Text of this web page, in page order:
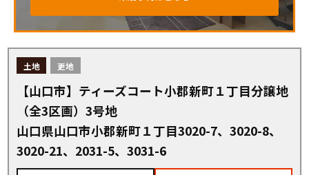
土地 更地
【山口市】ティーズコート小郡新町１丁目分譲地
（全3区画）3号地
山口県山口市小郡新町１丁目3020-7、3020-8、
3020-21、2031-5、3031-6